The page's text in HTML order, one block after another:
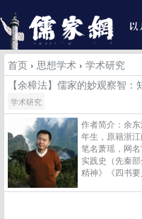
首页 › 思想学术 › 学术研究
【余樟法】儒家的妙观察智
学术研究
作者简介：余
年生，原籍浙
笔名萧瑶，网
实践史（先秦
精神》《四书